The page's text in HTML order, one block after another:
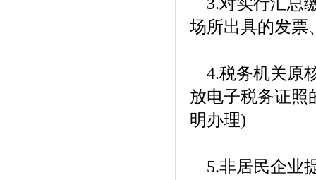
场所出具的发票
4.税务机关原
放电子税务证照
明办理)
5.非居民企业